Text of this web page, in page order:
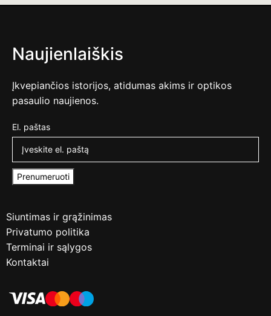
Naujienlaiškis
Įkvepiančios istorijos, atidumas akims ir optikos
pasaulio naujienos.
El. paštas
Prenumeruoti
Siuntimas ir grąžinimas
Privatumo politika
Terminai ir sąlygos
Kontaktai